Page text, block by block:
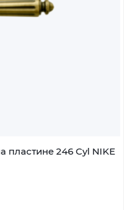
пластине 246 Cyl NIKE